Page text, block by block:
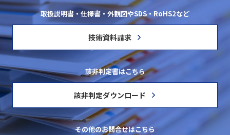
取扱説明書・仕様書・外観図やSDS・RoHS2など
技術資料請求
該非判定書はこちら
該非判定ダウンロード
その他のお問合せはこちら